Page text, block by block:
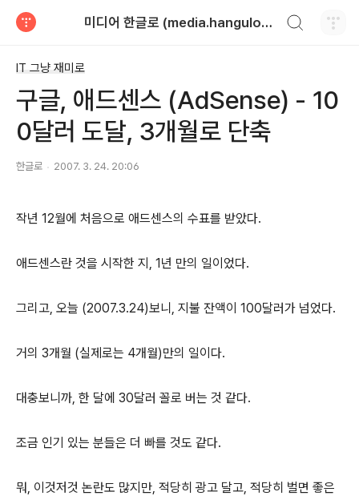
미디어 한글로 (media.hangulo.net)
IT 그냥 재미로
구글, 애드센스 (AdSense) - 10
0달러 도달, 3개월로 단축
한글로 2007. 3. 24. 20:06
작년 12월에 처음으로 애드센스의 수표를 받았다.
애드센스란 것을 시작한 지, 1년 만의 일이었다.
그리고, 오늘 (2007.3.24)보니, 지불 잔액이 100달러가 넘었다.
거의 3개월 (실제로는 4개월)만의 일이다.
대충보니까, 한 달에 30달러 꼴로 버는 것 같다.
조금 인기 있는 분들은 더 빠를 것도 같다.
뭐, 이것저것 논란도 많지만, 적당히 광고 달고, 적당히 벌면 좋은